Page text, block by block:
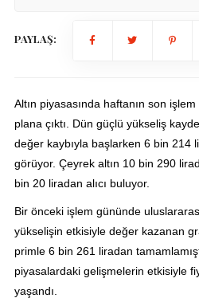
PAYLAŞ:
Altın piyasasında haftanın son
plana çıktı. Dün güçlü yükseliş
değer kaybıyla başlarken 6 bin 214
görüyor. Çeyrek altın 10 bin 290
bin 20 liradan alıcı buluyor.
Bir önceki işlem gününde
yükselişin etkisiyle değer kazanan
primle 6 bin 261 liradan
piyasalardaki gelişmelerin etkisiyle
yaşandı.